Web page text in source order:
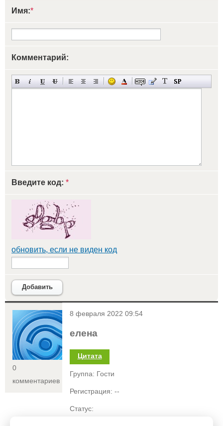
Имя:*
Комментарий:
Введите код: *
обновить, если не виден код
Добавить
<
0
комментариев
8 февраля 2022 09:54
елена
Цитата
Группа: Гости
Регистрация: --
Статус: